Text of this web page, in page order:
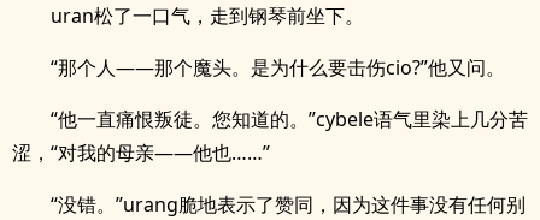
uran松了一口气，走到钢琴前坐下。
“那个人——那个魔头。是为什么要击伤cio?”他又问。
“他一直痛恨叛徒。您知道的。”cybele语气里染上几分苦
涩，“对我的母亲——他也……”
“没错。”urang脆地表示了赞同，因为这件事没有任何别